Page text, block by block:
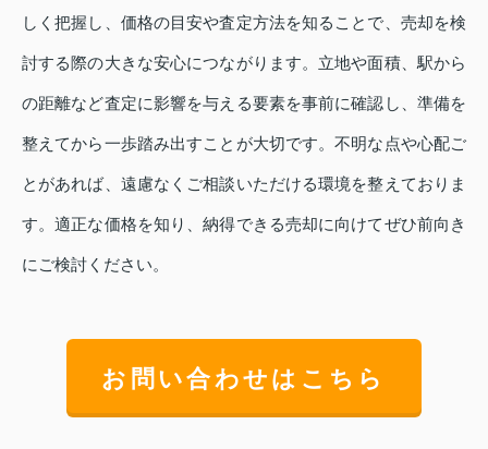
しく把握し、価格の目安や査定方法を知ることで、売却を検
討する際の大きな安心につながります。立地や面積、駅から
の距離など査定に影響を与える要素を事前に確認し、準備を
整えてから一歩踏み出すことが大切です。不明な点や心配ご
とがあれば、遠慮なくご相談いただける環境を整えておりま
す。適正な価格を知り、納得できる売却に向けてぜひ前向き
にご検討ください。
お問い合わせはこちら